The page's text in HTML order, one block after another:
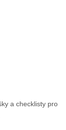
a checklisty pro